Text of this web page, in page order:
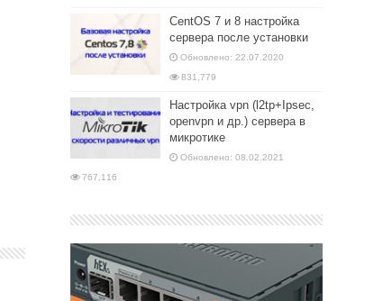
CentOS 7 и 8 настройка
сервера после установки
Обновлено: 22.07.2020
831,779
Настройка vpn (l2tp+Ipsec,
openvpn и др.) сервера в
микротике
Обновлено: 08.02.2021
767,116